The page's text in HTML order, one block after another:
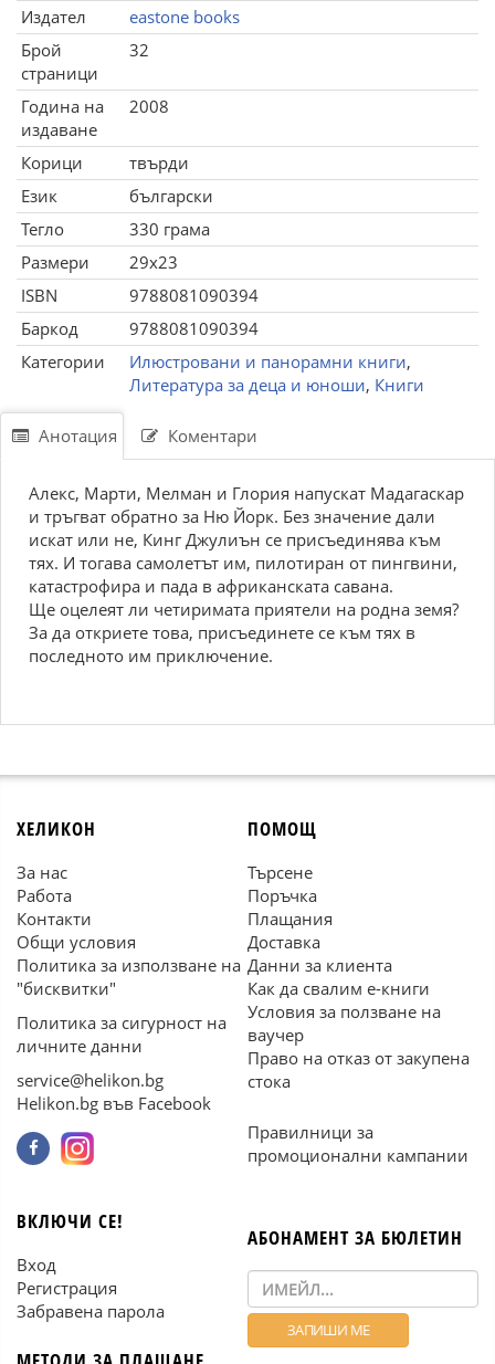
Издател
eastone books
Брой
страници
32
Година на
издаване
2008
Корици
твърди
Език
български
Тегло
330 грама
Размери
29x23
ISBN
9788081090394
Баркод
9788081090394
Категории
Илюстровани и панорамни книги,
Литература за деца и юноши, Книги
Анотация Коментари
Алекс, Марти, Мелман и Глория напускат Мадагаскар
и тръгват обратно за Ню Йорк. Без значение дали
искат или не, Кинг Джулиън се присъединява към
тях. И тогава самолетът им, пилотиран от пингвини,
катастрофира и пада в африканската савана.
Ще оцелеят ли четиримата приятели на родна земя?
За да откриете това, присъединете се към тях в
последното им приключение.
ХЕЛИКОН
За нас
Работа
Контакти
Общи условия
Политика за използване на
"бисквитки"
Политика за сигурност на
личните данни
service@helikon.bg
Helikon.bg във Facebook
ПОМОЩ
Търсене
Поръчка
Плащания
Доставка
Данни за клиента
Как да свалим е-книги
Условия за ползване на
ваучер
Право на отказ от закупена
стока
Правилници за
промоционални кампании
ВКЛЮЧИ СЕ!
Вход
Регистрация
Забравена парола
АБОНАМЕНТ ЗА БЮЛЕТИН